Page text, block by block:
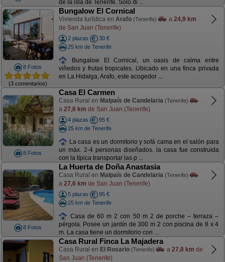
de la isla de Tenerife. Sólo di ...
8 Fotos
(3 comentarios)
Bungalow El Cornical
Vivienda turística en Arafo (Tenerife) a 24,9 km
de San Juan (Tenerife)
2 plazas
30 €
25 km de Tenerife
Bungalow El Cornical, un oasis de calma entre
viñedos y frutas tropicales. Ubicado en una finca privada
en La Hidalga, Arafo, este acogedor ...
8 Fotos
Casa El Carmen
Casa Rural en Malpaís de Candelaria (Tenerife)
a 27,6 km de San Juan (Tenerife)
4 plazas
95 €
25 km de Tenerife
La casa es un dormitorio y sofá cama en el salón para
un máx. 2-4 personas diseñados. la casa fue construida
con la típica transportar las p ...
8 Fotos
La Huerta de Doña Anastasia
Casa Rural en Malpaís de Candelaria (Tenerife)
a 27,6 km de San Juan (Tenerife)
5 plazas
95 €
25 km de Tenerife
Casa de 60 m 2 con 50 m 2 de porche – terraza –
pérgola. Posee un jardín de 300 m 2 con piscina de 8 x 4
m. La casa tiene un dormitorio con ...
Casa Rural Finca La Majadera
Casa Rural en El Rosario (Tenerife) a 27,8 km de
San Juan (Tenerife)